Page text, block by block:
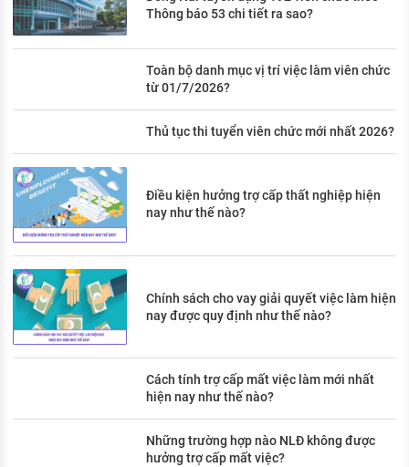
Thông báo 53 chi tiết ra sao?
Toàn bộ danh mục vị trí việc làm viên chức
từ 01/7/2026?
Thủ tục thi tuyển viên chức mới nhất 2026?
Điều kiện hưởng trợ cấp thất nghiệp hiện
nay như thế nào?
Chính sách cho vay giải quyết việc làm hiện
nay được quy định như thế nào?
Cách tính trợ cấp mất việc làm mới nhất
hiện nay như thế nào?
Những trường hợp nào NLĐ không được
hưởng trợ cấp mất việc?